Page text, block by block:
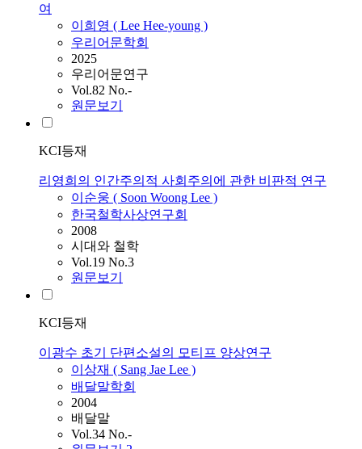
여
이희영 ( Lee Hee-young )
우리어문학회
2025
우리어문연구
Vol.82 No.-
원문보기
KCI등재
리영희의 인간주의적 사회주의에 관한 비판적 연구
이순웅 ( Soon Woong Lee )
한국철학사상연구회
2008
시대와 철학
Vol.19 No.3
원문보기
KCI등재
이광수 초기 단편소설의 모티프 양상연구
이상재 ( Sang Jae Lee )
배달말학회
2004
배달말
Vol.34 No.-